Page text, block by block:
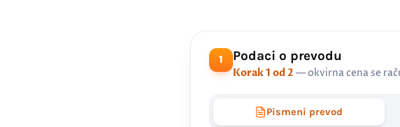
1 Podaci o prevodu
Korak 1 od 2 — okvirna cena se
Pismeni prevod